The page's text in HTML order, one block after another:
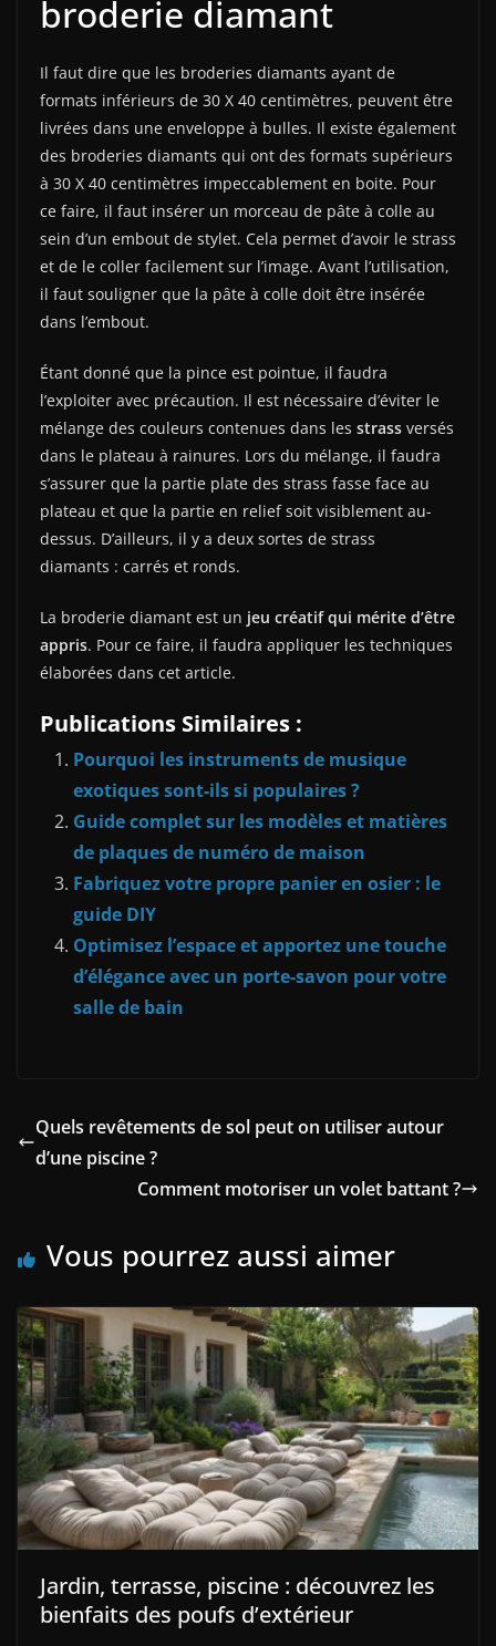
broderie diamant
Il faut dire que les broderies diamants ayant de
formats inférieurs de 30 X 40 centimètres, peuvent être
livrées dans une enveloppe à bulles. Il existe également
des broderies diamants qui ont des formats supérieurs
à 30 X 40 centimètres impeccablement en boite. Pour
ce faire, il faut insérer un morceau de pâte à colle au
sein d’un embout de stylet. Cela permet d’avoir le strass
et de le coller facilement sur l’image. Avant l’utilisation,
il faut souligner que la pâte à colle doit être insérée
dans l’embout.
Étant donné que la pince est pointue, il faudra
l’exploiter avec précaution. Il est nécessaire d’éviter le
mélange des couleurs contenues dans les strass versés
dans le plateau à rainures. Lors du mélange, il faudra
s’assurer que la partie plate des strass fasse face au
plateau et que la partie en relief soit visiblement au-
dessus. D’ailleurs, il y a deux sortes de strass
diamants : carrés et ronds.
La broderie diamant est un jeu créatif qui mérite d’être
appris. Pour ce faire, il faudra appliquer les techniques
élaborées dans cet article.
Publications Similaires :
Pourquoi les instruments de musique
exotiques sont-ils si populaires ?
Guide complet sur les modèles et matières
de plaques de numéro de maison
Fabriquez votre propre panier en osier : le
guide DIY
Optimisez l’espace et apportez une touche
d’élégance avec un porte-savon pour votre
salle de bain
Quels revêtements de sol peut on utiliser autour
d’une piscine ?
Comment motoriser un volet battant ?
Vous pourrez aussi aimer
Jardin, terrasse, piscine : découvrez les
bienfaits des poufs d’extérieur